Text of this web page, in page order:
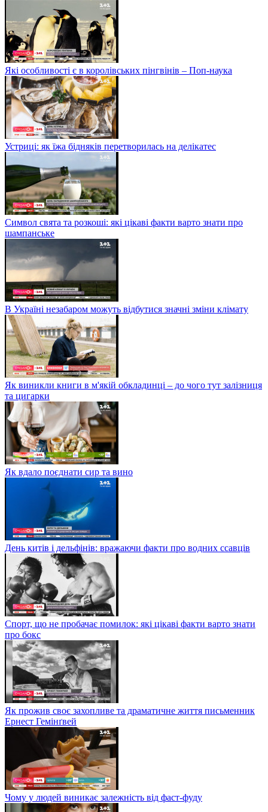
Які особливості є в королівських пінгвінів – Поп-наука
Устриці: як їжа бідняків перетворилась на делікатес
Символ свята та розкоші: які цікаві факти варто знати про
шампанське
В Україні незабаром можуть відбутися значні зміни клімату
Як виникли книги в м'якій обкладинці – до чого тут залізниця
та цигарки
Як вдало поєднати сир та вино
День китів і дельфінів: вражаючи факти про водних ссавців
Спорт, що не пробачає помилок: які цікаві факти варто знати
про бокс
Як прожив своє захопливе та драматичне життя письменник
Ернест Гемінґвей
Чому у людей виникає залежність від фаст-фуду